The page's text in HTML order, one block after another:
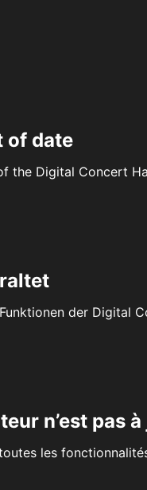
of date
the Digital Concert
der Digital
n’est pas
les